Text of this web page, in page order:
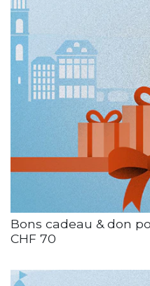
Bons cadeau & don
CHF 70